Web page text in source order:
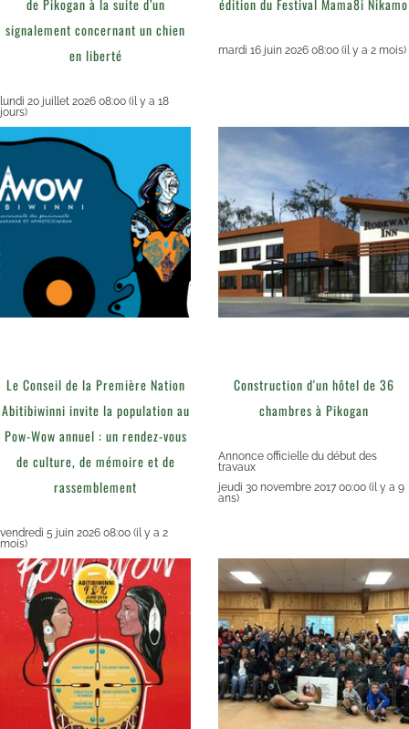
de Pikogan à la suite d’un
signalement concernant un chien
en liberté
lundi 20 juillet 2026 08:00 (il y a 18
jours)
édition du Festival Mama8i Nikamo
mardi 16 juin 2026 08:00 (il y a 2 mois)
Le Conseil de la Première Nation
Abitibiwinni invite la population au
Pow-Wow annuel : un rendez-vous
de culture, de mémoire et de
rassemblement
vendredi 5 juin 2026 08:00 (il y a 2
mois)
Construction d'un hôtel de 36
chambres à Pikogan
Annonce officielle du début des
travaux
jeudi 30 novembre 2017 00:00 (il y a 9
ans)